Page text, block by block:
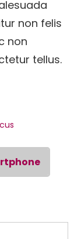
non felis
non
tellus.